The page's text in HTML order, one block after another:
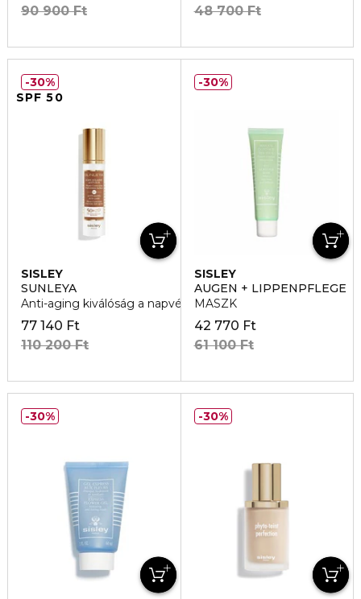
90 900 Ft
48 700 Ft
SPF 50
SISLEY
SUNLEYA
Anti-aging kiválóság a napvédelem terén Sunleya SPF 50+
77 140 Ft
110 200 Ft
30%
SISLEY
AUGEN + LIPPENPFLEGE
MASZK
42 770 Ft
61 100 Ft
30%
30% 30%